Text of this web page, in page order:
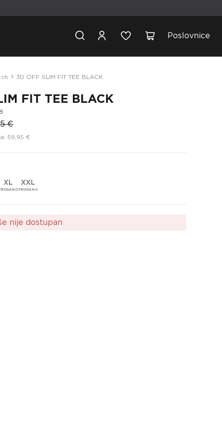
Poslovnice
3D OFF SLIM FIT TEE BLACK
FIT TEE BLACK
€
59,95 €
XL XXL
nije dostupan